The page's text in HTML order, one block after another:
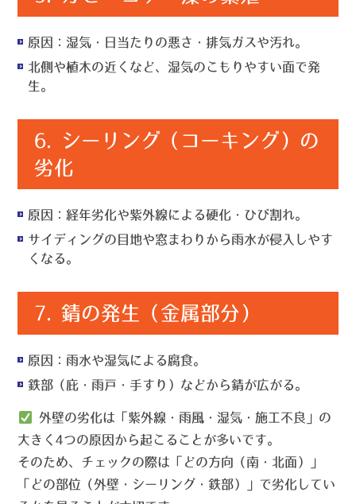
原因
：湿気・日当たりの悪さ・排気ガスや汚れ。
北側や植木の近くなど、湿気のこもりやすい面で発
生。
6.
シーリング（コーキング）の
劣化
原因
：経年劣化や紫外線による硬化・ひび割れ。
サイディングの目地や窓まわりから雨水が侵入しやす
くなる。
7. 錆の発生（金属部分）
原因
：雨水や湿気による腐食。
鉄部（庇・雨戸・手すり）などから錆が広がる。
外壁の劣化は「紫外線・雨風・湿気・施工不良」の
大きく4つの原因から起こることが多いです。
そのため、チェックの際は「どの方向（南・北面）」
「どの部位（外壁・シーリング・鉄部）」で劣化してい